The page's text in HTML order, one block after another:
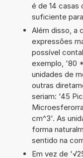
é de 14 casas
suficiente
Além disso, a
expressões
possível
exemplo, '80
unidades de
outras
seriam: '45
cm^3'. As
forma
sentido na
Em vez de